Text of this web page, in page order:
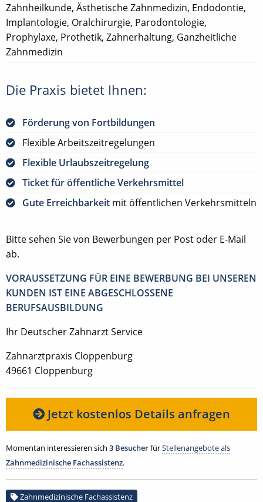
Zahnheilkunde, Ästhetische Zahnmedizin, Endodontie,
Implantologie, Oralchirurgie, Parodontologie,
Prophylaxe, Prothetik, Zahnerhaltung, Ganzheitliche
Zahnmedizin
Die Praxis bietet Ihnen:
Förderung von Fortbildungen
Flexible Arbeitszeitregelungen
Flexible Urlaubszeitregelung
Ticket für öffentliche Verkehrsmittel
Gute Erreichbarkeit mit öffentlichen Verkehrsmitteln
Bitte sehen Sie von Bewerbungen per Post oder E-Mail
ab.
VORAUSSETZUNG FÜR EINE BEWERBUNG BEI UNSEREN
KUNDEN IST EINE ABGESCHLOSSENE
BERUFSAUSBILDUNG
Ihr Deutscher Zahnarzt Service
Zahnarztpraxis Cloppenburg
49661 Cloppenburg
Jetzt kostenlos Details anfragen
Momentan interessieren sich 3 BesucherfürStellenangebote als
Zahnmedizinische Fachassistenz.
Zahnmedizinische Fachassistenz